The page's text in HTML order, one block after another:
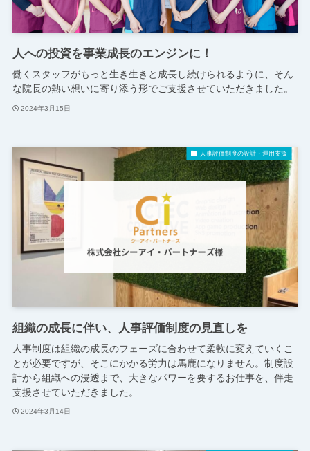
人への投資を事業成長のエンジンに！
働くスタッフがもっと生き生きと成長し続けられるように、そん
な院長の熱い想いに寄り添う形でご支援させていただきました。
2024年3月15日
人事評価制度の設計・運用支援
組織の成長に伴い、人事評価制度の見直しを
人事制度は組織の成長のフェーズに合わせて柔軟に変えていくこ
とが必要ですが、そこにかかる労力は馬鹿になりません。制度設
計から組織への浸透まで、大きなパワーを要するお仕事を、伴走
支援させていただきました。
2024年3月14日